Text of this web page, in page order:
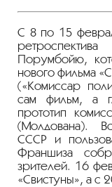
С 8 по 15
Порумбойю,
нового фильма
(«Комиссар
сам фильм, а
прототип
(Молдована).
СССР и
Франшиза
зрителей. 16
«Свистуны», а с